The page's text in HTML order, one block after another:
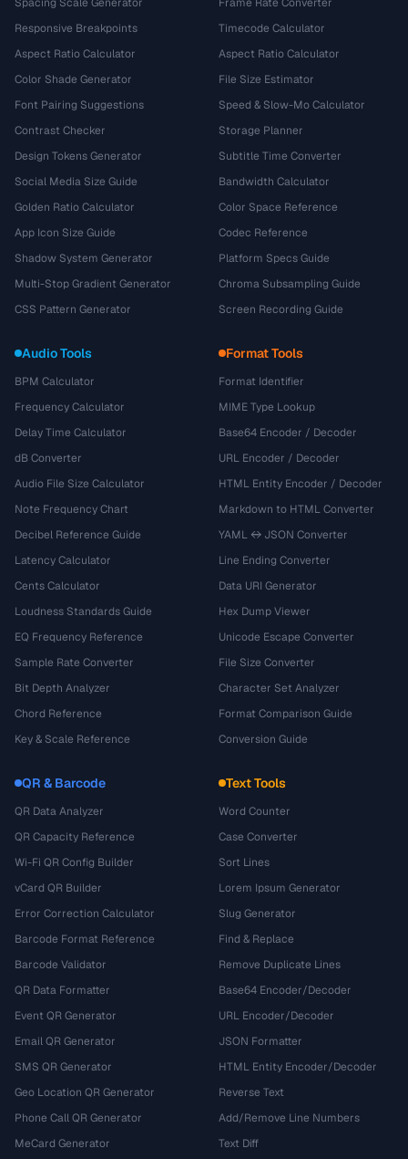
Responsive Breakpoints
Aspect Ratio Calculator
Color Shade Generator
Font Pairing Suggestions
Contrast Checker
Design Tokens Generator
Social Media Size Guide
Golden Ratio Calculator
App Icon Size Guide
Shadow System Generator
Multi-Stop Gradient Generator
CSS Pattern Generator
Timecode Calculator
Aspect Ratio Calculator
File Size Estimator
Speed & Slow-Mo Calculator
Storage Planner
Subtitle Time Converter
Bandwidth Calculator
Color Space Reference
Codec Reference
Platform Specs Guide
Chroma Subsampling Guide
Screen Recording Guide
Audio Tools
BPM Calculator
Frequency Calculator
Delay Time Calculator
dB Converter
Audio File Size Calculator
Note Frequency Chart
Decibel Reference Guide
Latency Calculator
Cents Calculator
Loudness Standards Guide
EQ Frequency Reference
Sample Rate Converter
Bit Depth Analyzer
Chord Reference
Key & Scale Reference
Format Tools
Format Identifier
MIME Type Lookup
Base64 Encoder / Decoder
URL Encoder / Decoder
HTML Entity Encoder / Decoder
Markdown to HTML Converter
YAML ↔ JSON Converter
Line Ending Converter
Data URI Generator
Hex Dump Viewer
Unicode Escape Converter
File Size Converter
Character Set Analyzer
Format Comparison Guide
Conversion Guide
QR & Barcode
QR Data Analyzer
QR Capacity Reference
Wi-Fi QR Config Builder
vCard QR Builder
Error Correction Calculator
Barcode Format Reference
Barcode Validator
QR Data Formatter
Event QR Generator
Email QR Generator
SMS QR Generator
Geo Location QR Generator
Phone Call QR Generator
MeCard Generator
Text Tools
Word Counter
Case Converter
Sort Lines
Lorem Ipsum Generator
Slug Generator
Find & Replace
Remove Duplicate Lines
Base64 Encoder/Decoder
URL Encoder/Decoder
JSON Formatter
HTML Entity Encoder/Decoder
Reverse Text
Add/Remove Line Numbers
Text Diff